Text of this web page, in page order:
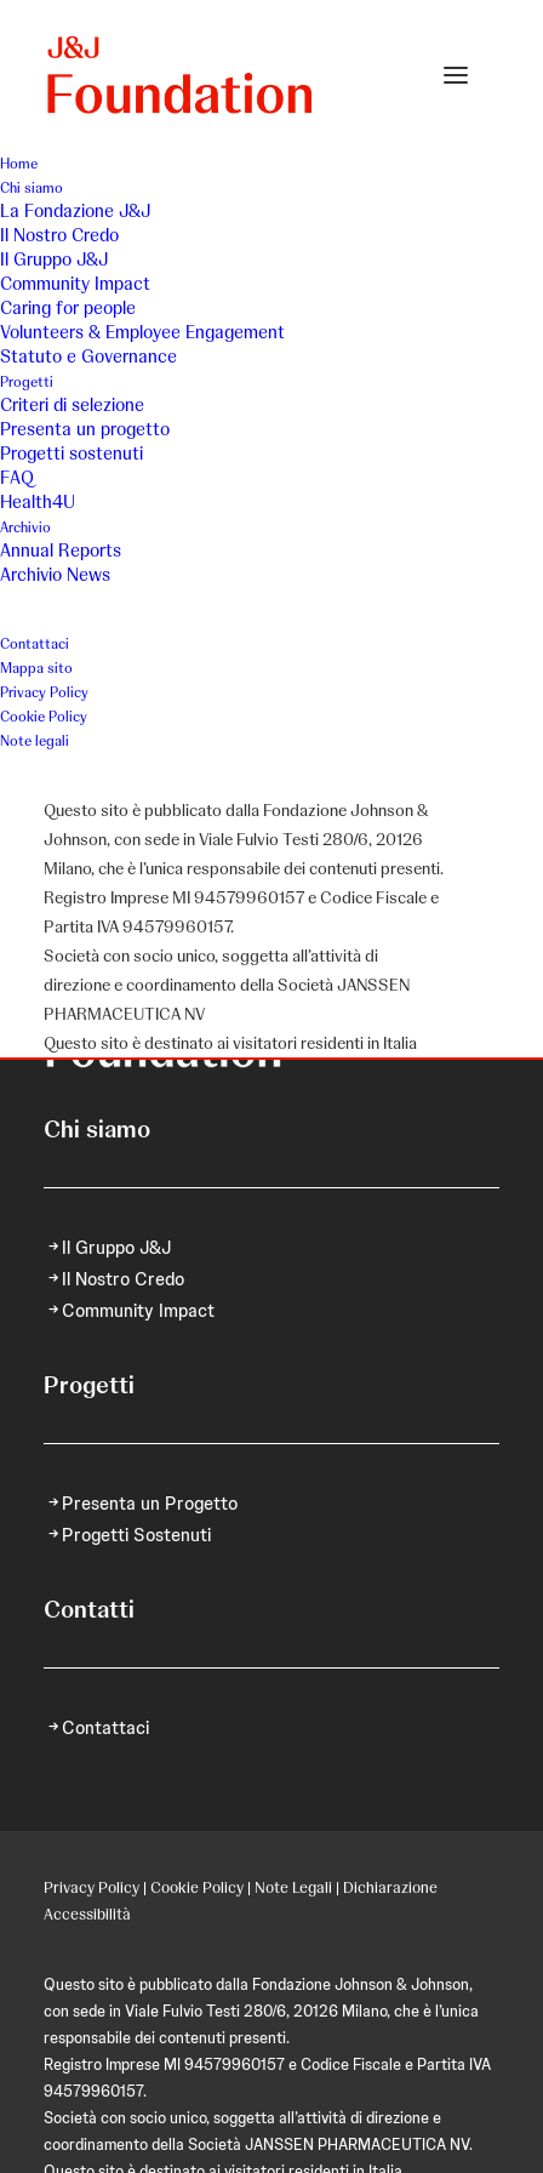
Home
Chi siamo
La Fondazione J&J
Il Nostro Credo
Il Gruppo J&J
Community Impact
Caring for people
Volunteers & Employee Engagement
Statuto e Governance
Progetti
Criteri di selezione
Presenta un progetto
Progetti sostenuti
FAQ
Health4U
Archivio
Annual Reports
Archivio News
Contattaci
Mappa sito
Privacy Policy
Cookie Policy
Note legali
Questo sito è pubblicato dalla Fondazione Johnson &
Johnson, con sede in Viale Fulvio Testi 280/6, 20126
Milano, che è l’unica responsabile dei contenuti presenti.
Registro Imprese MI 94579960157 e Codice Fiscale e
Partita IVA 94579960157.
Società con socio unico, soggetta all’attività di
direzione e coordinamento della Società JANSSEN
PHARMACEUTICA NV
Questo sito è destinato ai visitatori residenti in Italia
Home
Chi siamo
Il Gruppo J&J
Il Nostro Credo
Community Impact
Progetti
Presenta un Progetto
Progetti Sostenuti
Contatti
Contattaci
Privacy Policy | Cookie Policy | Note Legali | Dichiarazione
Accessibilità
Questo sito è pubblicato dalla Fondazione Johnson & Johnson,
con sede in Viale Fulvio Testi 280/6, 20126 Milano, che è l’unica
responsabile dei contenuti presenti.
Registro Imprese MI 94579960157 e Codice Fiscale e Partita IVA
94579960157.
Società con socio unico, soggetta all’attività di direzione e
coordinamento della Società JANSSEN PHARMACEUTICA NV.